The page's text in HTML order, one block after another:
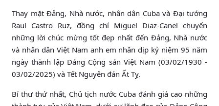
Thay mặt Đảng, Nhà nước, nhân dân Cuba và Đại tướng
Raul Castro Ruz, đồng chí Miguel Diaz-Canel chuyển
những lời chúc mừng tốt đẹp nhất đến Đảng, Nhà nước
và nhân dân Việt Nam anh em nhân dịp kỷ niệm 95 năm
ngày thành lập Đảng Cộng sản Việt Nam (03/02/1930 -
03/02/2025) và Tết Nguyên đán Ất Tỵ.
Bí thư thứ nhất, Chủ tịch nước Cuba đánh giá cao những